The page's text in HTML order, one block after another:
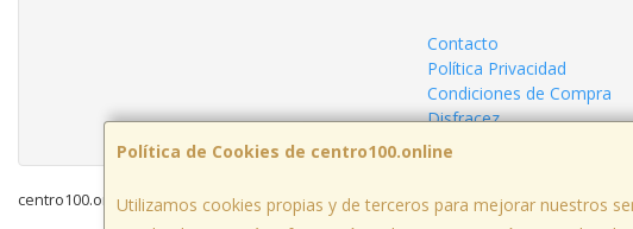
Política de Cookies de centro100.online
Utilizamos cookies propias y de terceros para mejorar nuestros
Contacto
Política Privacidad
Condiciones de Compra
Disfracez
centro100.online © 2026